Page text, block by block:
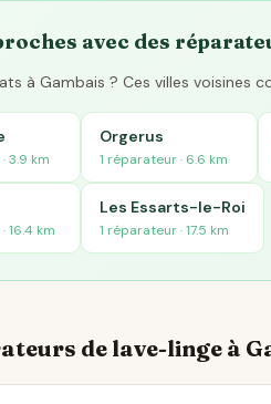
avec des
à Gambais ? Ces villes
3.9 km
Orgerus
1 réparateur · 6.6 km
16.4 km
Les Essarts-le-Roi
1 réparateur · 17.5 km
de lave-linge à